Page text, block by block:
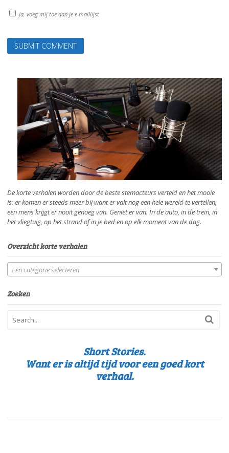
Ja, voeg mij toe aan je e-maillijst
De korte verhalen worden door de beste stemacteurs verteld en het mooie
is: er komen er steeds meer bij want er valt nog een hele wereld te vertellen,
een mens krijgt er nooit genoeg van. Geniet er van. In de auto, in de trein, in
het vliegtuig, op het strand of in je bed en op elk moment van de dag.
Overzicht korte verhalen
Een categorie selecteren
Zoeken
Short Stories.
Want er is altijd tijd voor een goed kort
verhaal.